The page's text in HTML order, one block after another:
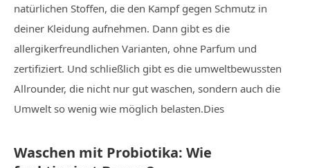
natürlichen Stoffen, die den Kampf gegen Schmutz in
deiner Kleidung aufnehmen. Dann gibt es die
allergikerfreundlichen Varianten, ohne Parfum und
zertifiziert. Und schließlich gibt es die umweltbewussten
Allrounder, die nicht nur gut waschen, sondern auch die
Umwelt so wenig wie möglich belasten.Dies
Waschen mit Probiotika: Wie